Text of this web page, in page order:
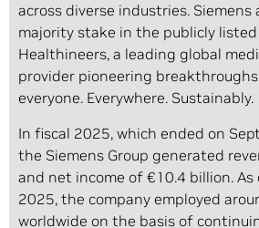
across diverse industries. Siemens
majority stake in the publicly
Healthineers, a leading global
provider pioneering
everyone. Everywhere. Sustainably.
In fiscal 2025, which ended on
the Siemens Group generated
and net income of €10.4 billion.
2025, the company employed
worldwide on the basis of